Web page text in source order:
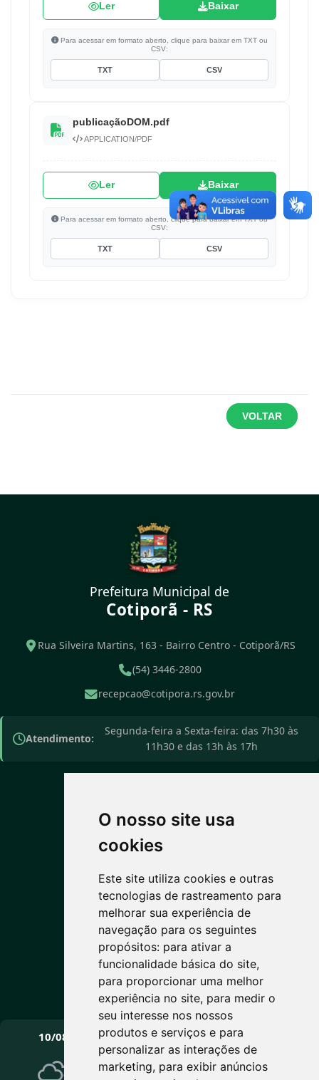
O nosso site usa
cookies
Este site utiliza cookies e outras
tecnologias de rastreamento para
melhorar sua experiência de
navegação para os seguintes
propósitos: para ativar a
funcionalidade básica do site,
para proporcionar uma melhor
experiência no site, para medir o
seu interesse nos nossos
produtos e serviços e para
personalizar as interações de
marketing, para exibir anúncios
Ler Baixar
Para acessar em formato aberto, clique para baixar em TXT ou
CSV:
TXT CSV
publicaçãoDOM.pdf
APPLICATION/PDF
Ler Baixar
Para acessar em formato aberto, clique para baixar em TXT ou
CSV:
TXT CSV
VOLTAR
Prefeitura Municipal de
Cotiporã - RS
Rua Silveira Martins, 163 - Bairro Centro - Cotiporã/RS
(54) 3446-2800
recepcao@cotipora.rs.gov.br
Atendimento:
Segunda-feira a Sexta-feira: das 7h30 às
11h30 e das 13h às 17h
PREVISÃO DO TEMPO
4°C
Céu limpo
Máx: 14° • Mín: 2°
Vento: 4 km/h
10/08 11/08